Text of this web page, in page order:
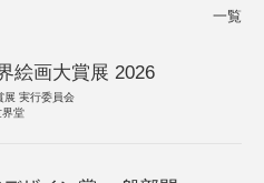
一覧
絵画大賞展 2026
展 実行委員会
界堂